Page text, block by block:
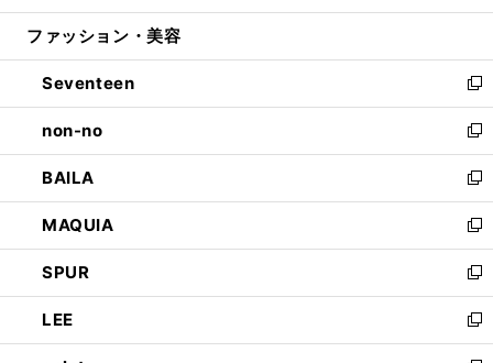
開
ウ
開
く
ン
ウ
で
開
く
ウ
ン
ド
ウ
で
開
く
ファッション・美容
Seventeen
新
し
い
ウ
ィ
ン
ド
ウ
で
開
く
non-no
新
し
い
ウ
ィ
ン
ド
ウ
で
開
BAILA
新
し
い
ウ
ィ
ン
ド
ウ
MAQUIA
新
し
い
ウ
ィ
ン
SPUR
新
し
い
ウ
LEE
新
し